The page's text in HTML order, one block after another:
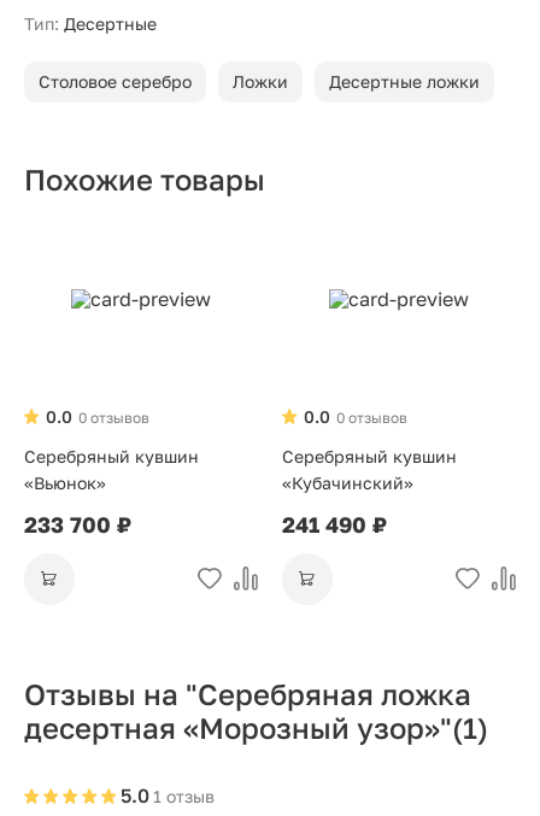
Тип: Десертные
Столовое серебро Ложки Десертные ложки
Похожие товары
0 отзывов
0.0
Серебряный кувшин
«Вьюнок»
233 700 ₽
0 отзывов
0.0
Серебряный кувшин
«Кубачинский»
241 490 ₽
Отзывы на "Серебряная ложка
десертная «Морозный узор»"(1)
1 отзыв
5.0